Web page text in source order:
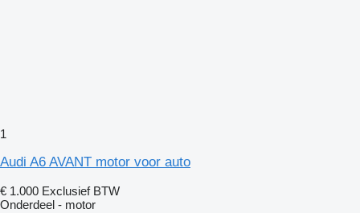
1
Audi A6 AVANT motor voor auto
€ 1.000 Exclusief BTW
Onderdeel - motor